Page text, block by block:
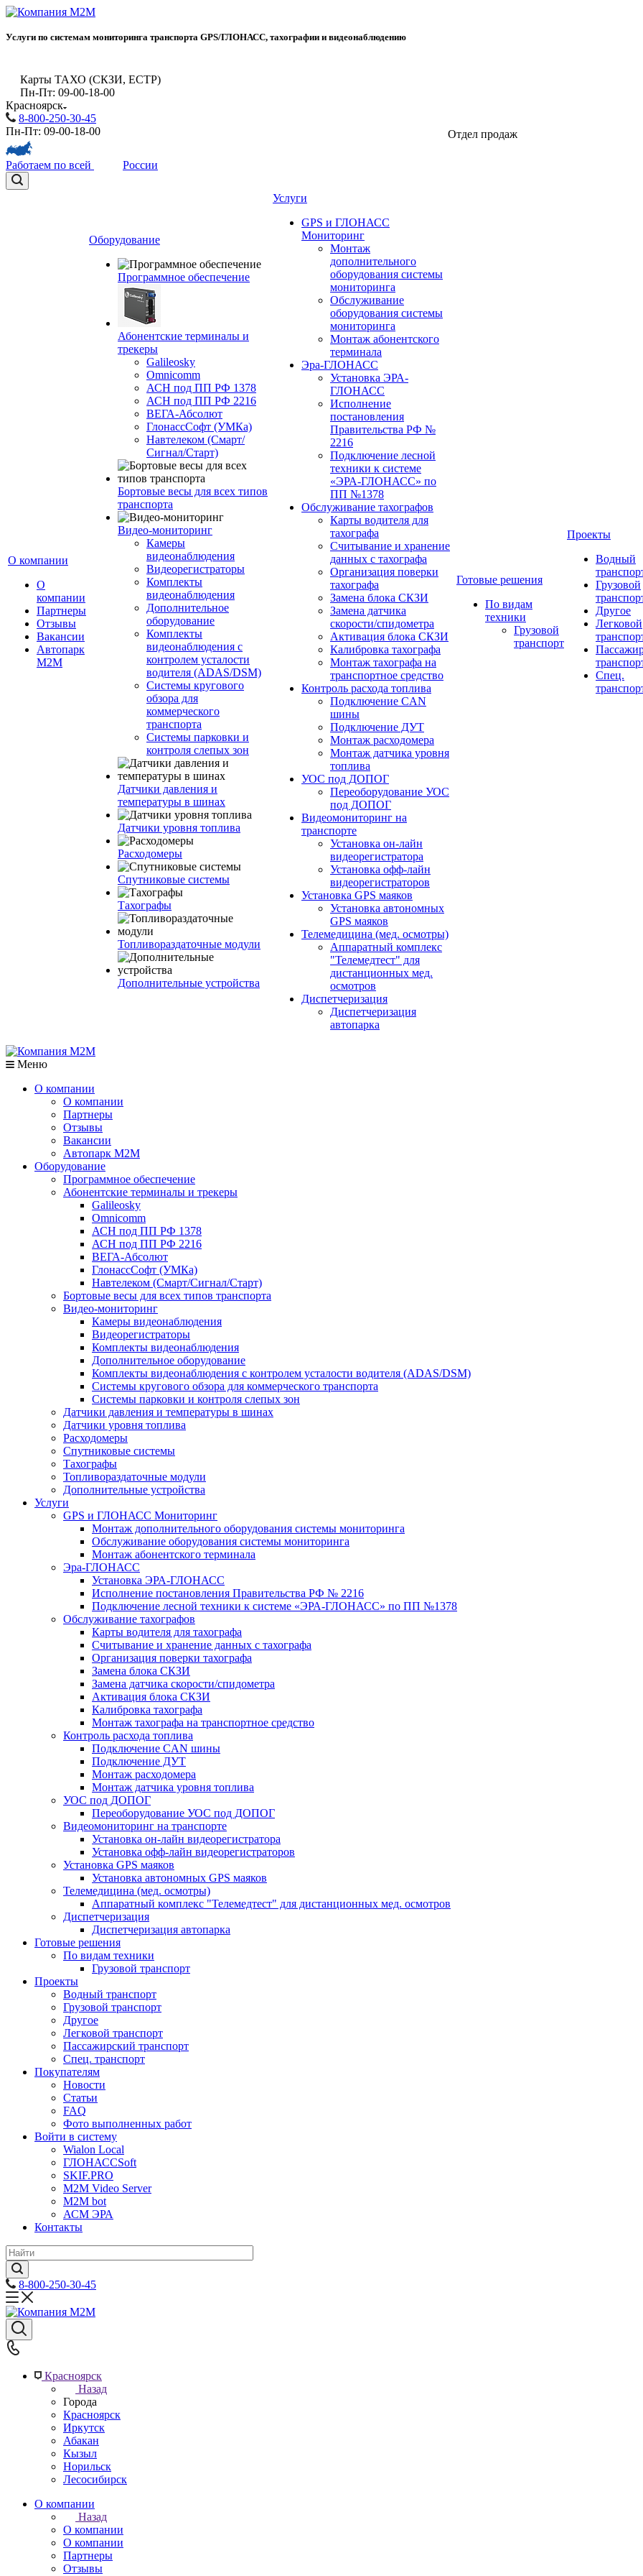
Услуги по системам мониторинга транспорта GPS/ГЛОНАСС, тахографии и видеонаблюдению
Карты ТАХО (СКЗИ, ЕСТР)
Пн-Пт: 09-00-18-00
Красноярск
8-800-250-30-45
Пн-Пт: 09-00-18-00
Отдел продаж
Работаем по всей России
О компании
О
компании
Партнеры
Отзывы
Вакансии
Автопарк
М2М
Оборудование
Программное обеспечение
Абонентские терминалы и
трекеры
Galileosky
Omnicomm
АСН под ПП РФ 1378
АСН под ПП РФ 2216
ВЕГА-Абсолют
ГлонассСофт (УМКа)
Навтелеком (Смарт/
Сигнал/Старт)
Бортовые весы для всех типов
транспорта
Видео-мониторинг
Камеры
видеонаблюдения
Видеорегистраторы
Комплекты
видеонаблюдения
Дополнительное
оборудование
Комплекты
видеонаблюдения с
контролем усталости
водителя (ADAS/DSM)
Системы кругового
обзора для
коммерческого
транспорта
Системы парковки и
контроля слепых зон
Датчики давления и
температуры в шинах
Датчики уровня топлива
Расходомеры
Спутниковые системы
Тахографы
Топливораздаточные модули
Дополнительные устройства
Услуги
GPS и ГЛОНАСС
Мониторинг
Монтаж
дополнительного
оборудования системы
мониторинга
Обслуживание
оборудования системы
мониторинга
Монтаж абонентского
терминала
Эра-ГЛОНАСС
Установка ЭРА-
ГЛОНАСС
Исполнение
постановления
Правительства РФ №
2216
Подключение лесной
техники к системе
«ЭРА-ГЛОНАСС» по
ПП №1378
Обслуживание тахографов
Карты водителя для
тахографа
Считывание и хранение
данных с тахографа
Организация поверки
тахографа
Замена блока СКЗИ
Замена датчика
скорости/спидометра
Активация блока СКЗИ
Калибровка тахографа
Монтаж тахографа на
транспортное средство
Контроль расхода топлива
Подключение CAN
шины
Подключение ДУТ
Монтаж расходомера
Монтаж датчика уровня
топлива
УОС под ДОПОГ
Переоборудование УОС
под ДОПОГ
Видеомониторинг на
транспорте
Установка он-лайн
видеорегистратора
Установка офф-лайн
видеорегистраторов
Установка GPS маяков
Установка автономных
GPS маяков
Телемедицина (мед. осмотры)
Аппаратный комплекс
"Телемедтест" для
дистанционных мед.
осмотров
Диспетчеризация
Диспетчеризация
автопарка
Готовые решения
По видам
техники
Грузовой
транспорт
Проекты
Водный
Грузовой
Другое
Легковой
Спец.
Меню
О компании
О компании
Партнеры
Отзывы
Вакансии
Автопарк М2М
Оборудование
Программное обеспечение
Абонентские терминалы и трекеры
Galileosky
Omnicomm
АСН под ПП РФ 1378
АСН под ПП РФ 2216
ВЕГА-Абсолют
ГлонассСофт (УМКа)
Навтелеком (Смарт/Сигнал/Старт)
Бортовые весы для всех типов транспорта
Видео-мониторинг
Камеры видеонаблюдения
Видеорегистраторы
Комплекты видеонаблюдения
Дополнительное оборудование
Комплекты видеонаблюдения с контролем усталости водителя (ADAS/DSM)
Системы кругового обзора для коммерческого транспорта
Системы парковки и контроля слепых зон
Датчики давления и температуры в шинах
Датчики уровня топлива
Расходомеры
Спутниковые системы
Тахографы
Топливораздаточные модули
Дополнительные устройства
Услуги
GPS и ГЛОНАСС Мониторинг
Монтаж дополнительного оборудования системы мониторинга
Обслуживание оборудования системы мониторинга
Монтаж абонентского терминала
Эра-ГЛОНАСС
Установка ЭРА-ГЛОНАСС
Исполнение постановления Правительства РФ № 2216
Подключение лесной техники к системе «ЭРА-ГЛОНАСС» по ПП №1378
Обслуживание тахографов
Карты водителя для тахографа
Считывание и хранение данных с тахографа
Организация поверки тахографа
Замена блока СКЗИ
Замена датчика скорости/спидометра
Активация блока СКЗИ
Калибровка тахографа
Монтаж тахографа на транспортное средство
Контроль расхода топлива
Подключение CAN шины
Подключение ДУТ
Монтаж расходомера
Монтаж датчика уровня топлива
УОС под ДОПОГ
Переоборудование УОС под ДОПОГ
Видеомониторинг на транспорте
Установка он-лайн видеорегистратора
Установка офф-лайн видеорегистраторов
Установка GPS маяков
Установка автономных GPS маяков
Телемедицина (мед. осмотры)
Аппаратный комплекс "Телемедтест" для дистанционных мед. осмотров
Диспетчеризация
Диспетчеризация автопарка
Готовые решения
По видам техники
Грузовой транспорт
Проекты
Водный транспорт
Грузовой транспорт
Другое
Легковой транспорт
Пассажирский транспорт
Спец. транспорт
Покупателям
Новости
Статьи
FAQ
Фото выполненных работ
Войти в систему
Wialon Local
ГЛОНАССSoft
SKIF.PRO
M2M Video Server
М2М bot
АСМ ЭРА
Контакты
8-800-250-30-45
Красноярск
Назад
Города
Красноярск
Иркутск
Абакан
Кызыл
Норильск
Лесосибирск
О компании
Назад
О компании
О компании
Партнеры
Отзывы